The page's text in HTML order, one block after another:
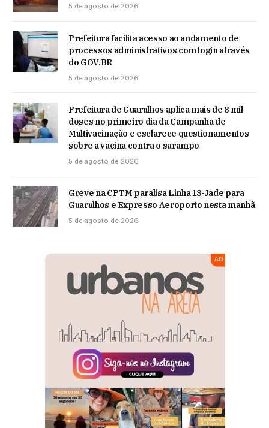
5 de agosto de 2026
Prefeitura facilita acesso ao andamento de
processos administrativos com login através
do GOV.BR
5 de agosto de 2026
Prefeitura de Guarulhos aplica mais de 8 mil
doses no primeiro dia da Campanha de
Multivacinação e esclarece questionamentos
sobre a vacina contra o sarampo
5 de agosto de 2026
Greve na CPTM paralisa Linha 13-Jade para
Guarulhos e Expresso Aeroporto nesta manhã
5 de agosto de 2026